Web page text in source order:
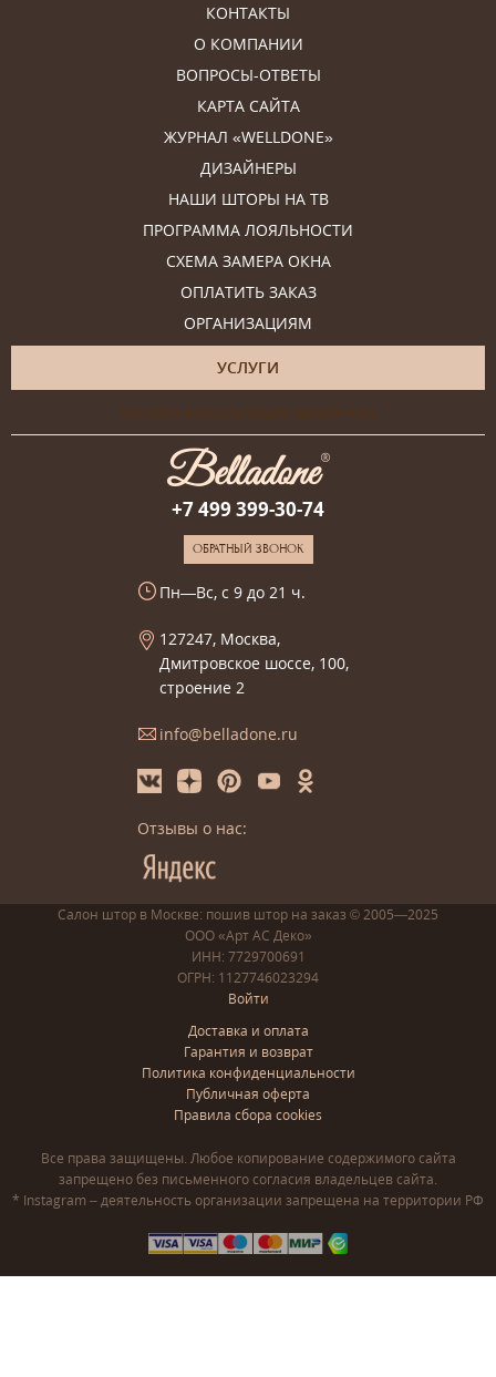
КОНТАКТЫ
О КОМПАНИИ
ВОПРОСЫ-ОТВЕТЫ
КАРТА САЙТА
ЖУРНАЛ «WELLDONE»
ДИЗАЙНЕРЫ
НАШИ ШТОРЫ НА ТВ
ПРОГРАММА ЛОЯЛЬНОСТИ
СХЕМА ЗАМЕРА ОКНА
ОПЛАТИТЬ ЗАКАЗ
ОРГАНИЗАЦИЯМ
УСЛУГИ
Онлайн-консультация дизайнера
+7 499 399-30-74
ОБРАТНЫЙ ЗВОНОК
Пн—Вс, с 9 до 21 ч.
127247, Москва,
Дмитровское шоссе, 100,
строение 2
info@belladone.ru
Отзывы о нас:
Салон штор в Москве: пошив штор на заказ © 2005—2025
ООО «Арт АС Деко»
ИНН: 7729700691
ОГРН: 1127746023294
Войти
Доставка и оплата
Гарантия и возврат
Политика конфиденциальности
Публичная оферта
Правила сбора cookies
Все права защищены. Любое копирование содержимого сайта
запрещено без письменного согласия владельцев сайта.
* Instagram – деятельность организации запрещена на территории РФ